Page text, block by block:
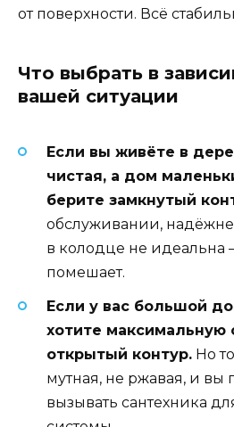
от поверхности. Всё
Что выбрать в
вашей ситуации
Если вы живёте в
чистая, а дом
берите замкнутый
обслуживании,
в колодце не идеальна
помешает.
Если у вас большой
хотите максимальную
открытый контур. Но
мутная, не ржавая, и вы
вызывать сантехника